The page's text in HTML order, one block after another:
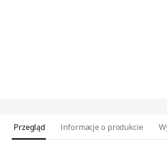
Przegląd Informacje o produkcie